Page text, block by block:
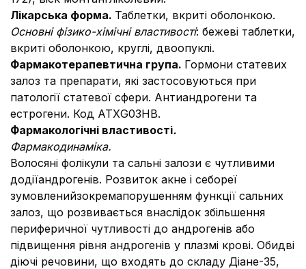
Лікарська форма. Таблетки, вкриті оболонкою.
Основні фізико-хімічні властивості: бежеві таблетки,
вкриті оболонкою, круглі, двоопуклі.
Фармакотерапевтична група. Гормони статевих
залоз та препарати, які застосовуються при
патології статевої сфери. Антиандрогени та
естрогени. Код АТХG03НВ.
Фармакологічні властивості.
Фармакодинаміка.
Волосяні фолікули та сальні залози є чутливими
додіїандрогенів. Розвиток акне і себореї
зумовленийзокремапорушенням функції сальних
залоз, що розвивається внаслідок збільшення
периферичної чутливості до андрогенів або
підвищення рівня андрогенів у плазмі крові. Обидві
діючі речовини, що входять до складу Діане-35,